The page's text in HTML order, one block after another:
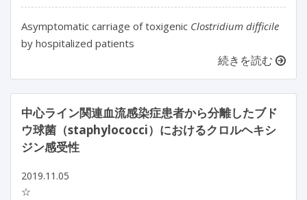
Asymptomatic carriage of toxigenic Clostridium difficile
by hospitalized patients
続きを読む
中心ライン関連血流感染症患者から分離したブド
ウ球菌（staphylococci）におけるクロルヘキシ
ジン感受性
2019.11.05
☆